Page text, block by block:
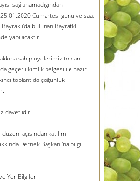
sağlanamadığından
Cumartesi günü ve saat
bulunan Bayratklı
yapılacaktır.
sahip üyelerimiz toplantı
geçerli kimlik belgesi ile hazır
toplantıda çoğunluk
davetlidir.
açısından katılım
Dernek Başkanı'na bilgi
Yer Bilgileri :